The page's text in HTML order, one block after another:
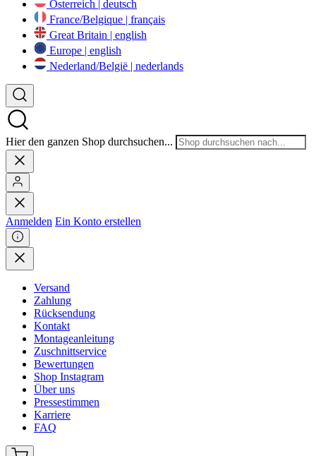
Österreich | deutsch
France/Belgique | français
Great Britain | english
Europe | english
Nederland/België | nederlands
Hier den ganzen Shop durchsuchen...
Anmelden Ein Konto erstellen
Versand
Zahlung
Rücksendung
Kontakt
Montageanleitung
Zuschnittservice
Bewertungen
Shop Instagram
Über uns
Pressestimmen
Karriere
FAQ